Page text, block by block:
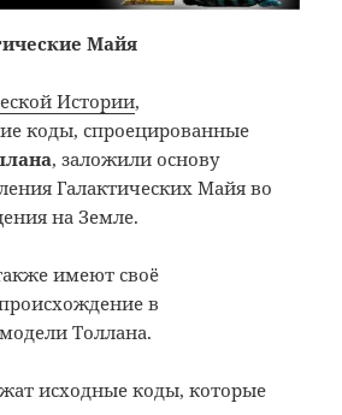
Майя
Истории,
коды, спроецированные
, заложили основу
Галактических Майя во
на Земле.
имеют своё
в
Толлана.
исходные коды, которые